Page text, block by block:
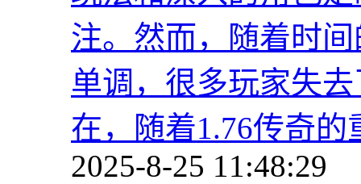
注。然而，随着时
单调，很多玩家失
在，随着1.76传奇
2025-8-25 11:48:29